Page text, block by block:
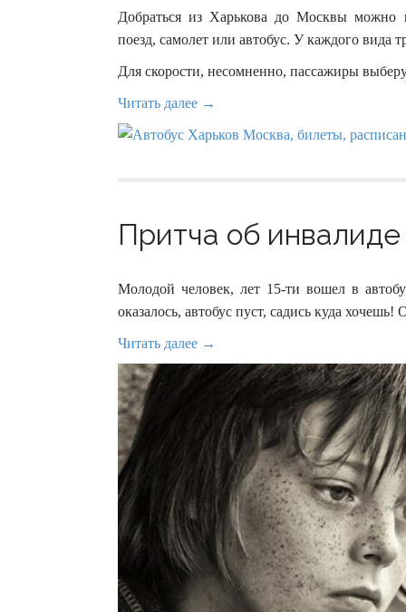
Добраться из Харькова до Москвы можно
поезд, самолет или автобус. У каждого вида
Для скорости, несомненно, пассажиры
Читать далее →
Притча об инвалиде
Молодой человек, лет 15-ти вошел в
оказалось, автобус пуст, садись куда
Читать далее →